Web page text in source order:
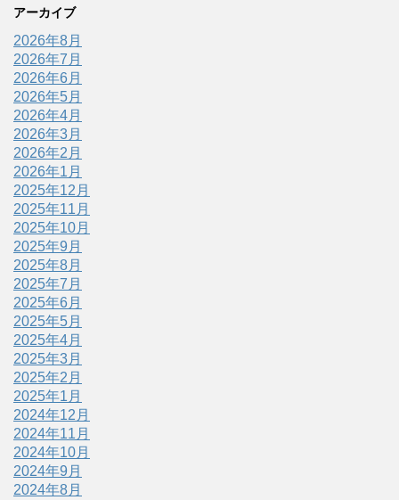
アーカイブ
2026年8月
2026年7月
2026年6月
2026年5月
2026年4月
2026年3月
2026年2月
2026年1月
2025年12月
2025年11月
2025年10月
2025年9月
2025年8月
2025年7月
2025年6月
2025年5月
2025年4月
2025年3月
2025年2月
2025年1月
2024年12月
2024年11月
2024年10月
2024年9月
2024年8月